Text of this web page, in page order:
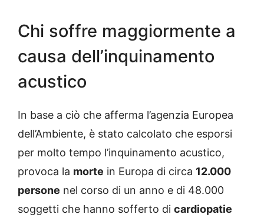
Chi soffre maggiormente a
causa dell’inquinamento
acustico
In base a ciò che afferma l’agenzia Europea
dell’Ambiente, è stato calcolato che esporsi
per molto tempo l’inquinamento acustico,
provoca la morte in Europa di circa 12.000
persone nel corso di un anno e di 48.000
soggetti che hanno sofferto di cardiopatie